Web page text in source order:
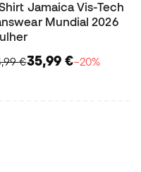
Jamaica Vis-Tech
Mundial 2026
€35,99 €−20%